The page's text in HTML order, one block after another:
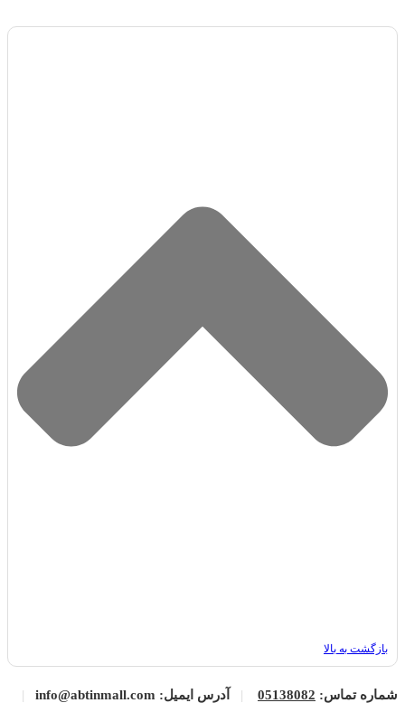
بازگشت به بالا
شماره تماس: 05138082
| آدرس ایمیل: info@abtinmall.com
|